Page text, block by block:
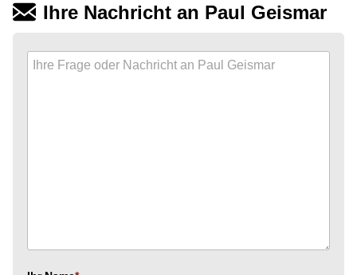
Ihre Nachricht an Paul Geismar